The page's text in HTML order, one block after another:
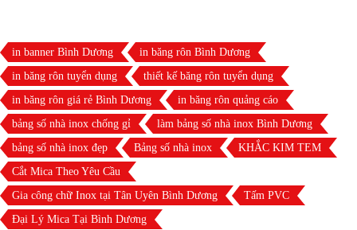
in banner Bình Dương
in băng rôn Bình Dương
in băng rôn tuyển dụng
thiết kế băng rôn tuyển dụng
in băng rôn giá rẻ Bình Dương
in băng rôn quảng cáo
bảng số nhà inox chống gỉ
làm bảng số nhà inox Bình Dương
bảng số nhà inox đẹp
Bảng số nhà inox
KHẮC KIM TEM
Cắt Mica Theo Yêu Cầu
Gia công chữ Inox tại Tân Uyên Bình Dương
Tấm PVC
Đại Lý Mica Tại Bình Dương